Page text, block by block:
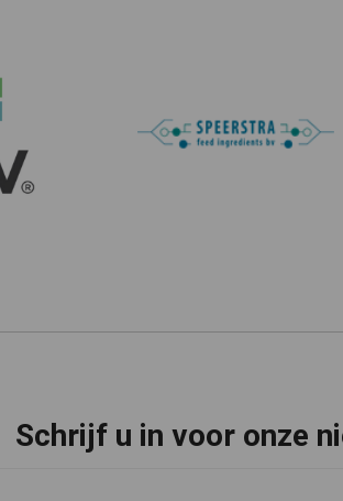
Schrijf u in voor onze